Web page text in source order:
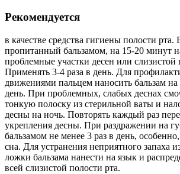
Рекомендуется
в качестве средства гигиены полости
пропитанный бальзамом, на 15-20 минут
проблемные участки десен или слизистой
Применять 3-4 раза в день. Для
движениями пальцем наносить бальзам на
день. При проблемных, слабых деснах
тонкую полоску из стерильной ваты и
десны на ночь. Повторять каждый раз
укрепления десны. При раздражении на
бальзамом не менее 3 раз в день,
сна. Для устранения неприятного запаха
ложки бальзама нанести на язык и
всей слизистой полости рта.